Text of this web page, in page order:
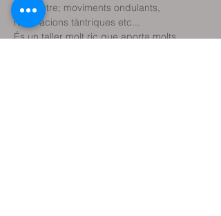
del ventre; moviments ondulants,
respiracions tàntriques etc...
És un taller molt ric que aporta molts